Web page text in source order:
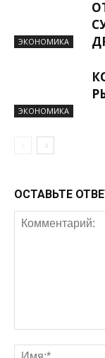
ЭКОНОМИКА
ЭКОНОМИКА
ОСТАВЬТЕ